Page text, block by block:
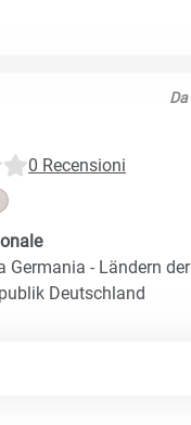
Da
0 Recensioni
Germania - Ländern der
Deutschland